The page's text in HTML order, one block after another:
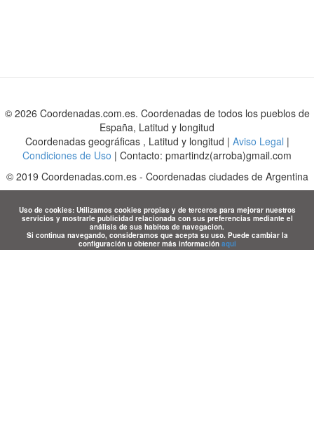
© 2026 Coordenadas.com.es. Coordenadas de todos los pueblos de
España, Latitud y longitud
Coordenadas geográficas , Latitud y longitud | Aviso Legal |
Condiciones de Uso | Contacto: pmartindz(arroba)gmail.com
© 2019 Coordenadas.com.es- Coordenadas ciudades de Argentina
Uso de cookies: Utilizamos cookies propias y de terceros para mejorar nuestros
servicios y mostrarle publicidad relacionada con sus preferencias mediante el
análisis de sus habitos de navegacion.
Si continua navegando, consideramos que acepta su uso. Puede cambiar la
configuración u obtener más información aqui